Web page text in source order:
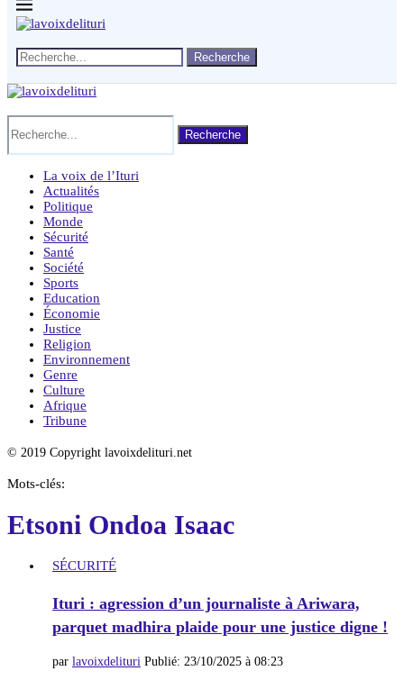
Recherche
Recherche
La voix de l’Ituri
Actualités
Politique
Monde
Sécurité
Santé
Société
Sports
Education
Économie
Justice
Religion
Environnement
Genre
Culture
Afrique
Tribune
© 2019 Copyright lavoixdelituri.net
Mots-clés:
Etsoni Ondoa Isaac
SÉCURITÉ
Ituri : agression d’un journaliste à Ariwara,
parquet madhira plaide pour une justice digne !
par lavoixdelituri Publié: 23/10/2025 à 08:23